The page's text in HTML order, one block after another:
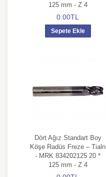
125 mm - Z 4
0.00TL
Sepete Ekle
Dört Ağız Standart Boy
Köşe Radüs Freze – Tialn
- MRK 834202125 20 *
125 mm - Z 4